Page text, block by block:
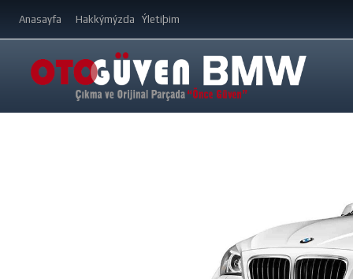
Anasayfa Hakkýmýzda Ýletiþim